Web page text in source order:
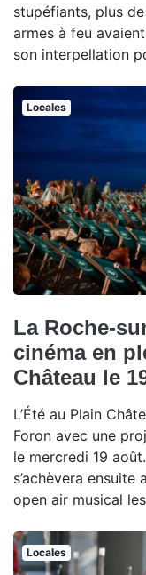
stupéfiants, plus
armes à feu
son interpellation
Locales
La Roche-
cinéma en
Château le
L’Été au Plain
Foron avec une
le mercredi 19
s’achèvera
open air musical
Locales